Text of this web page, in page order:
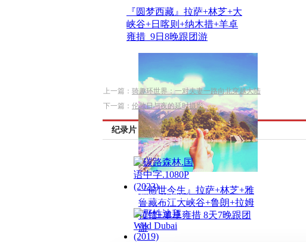
『圆梦西藏』拉萨+林芝+大
峡谷+日喀则+纳木措+羊卓
雍措_9日8晚跟团游
『前世今生』拉萨+林芝+雅
鲁藏布江大峡谷+鲁朗+拉姆
拉错+羊卓雍措 8天7晚跟团
游
上一篇： 骑趣环世界：一对夫妻一路向北穿越大陆
下一篇： 伦敦日与夜的延时摄影
纪录片
碳路森林.国语中